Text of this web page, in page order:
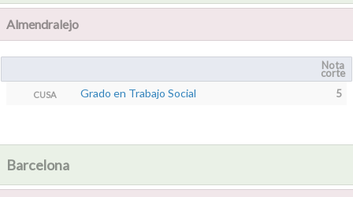
Almendralejo
Nota
corte
CUSA Grado en Trabajo Social 5
Barcelona